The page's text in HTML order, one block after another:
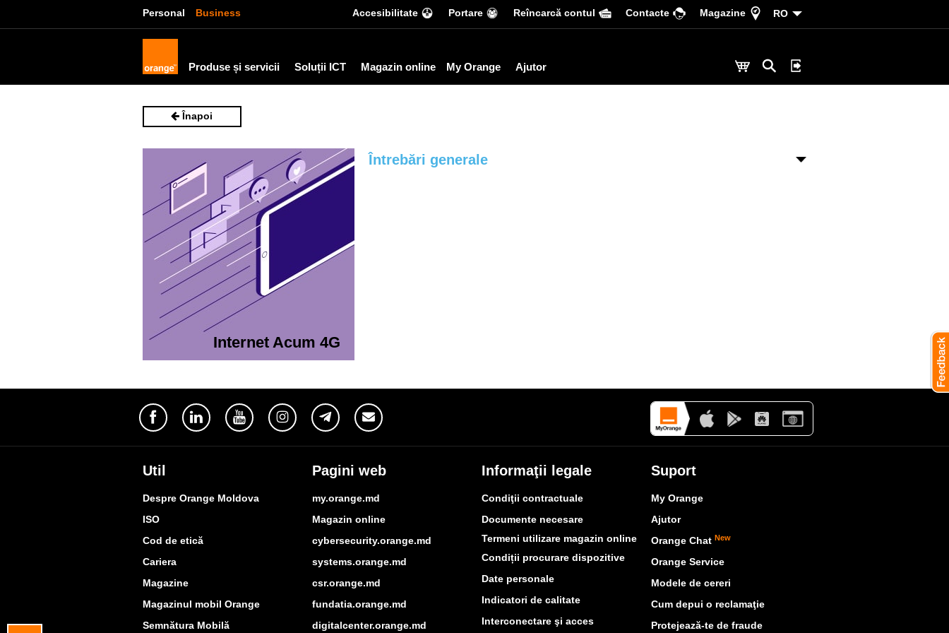
Personal Business Accesibilitate Portare Reîncarcă contul Сontacte Magazine RO
Produse și servicii Soluții ICT Magazin online My Orange Ajutor
Înapoi
Internet Acum 4G
Întrebări generale
Util
Despre Orange Moldova
ISO
Cod de etică
Cariera
Magazine
Magazinul mobil Orange
Semnătura Mobilă
Pagini web
my.orange.md
Magazin online
cybersecurity.orange.md
systems.orange.md
csr.orange.md
fundatia.orange.md
digitalcenter.orange.md
Informaţii legale
Condiţii contractuale
Documente necesare
Termeni utilizare magazin online
Condiții procurare dispozitive
Date personale
Indicatori de calitate
Interconectare şi acces
Suport
My Orange
Ajutor
Orange Chat New
Orange Service
Modele de cereri
Cum depui o reclamaţie
Protejează-te de fraude